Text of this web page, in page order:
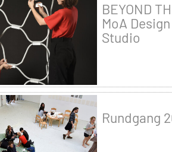
BEYOND
MoA
Studio
Rundgang